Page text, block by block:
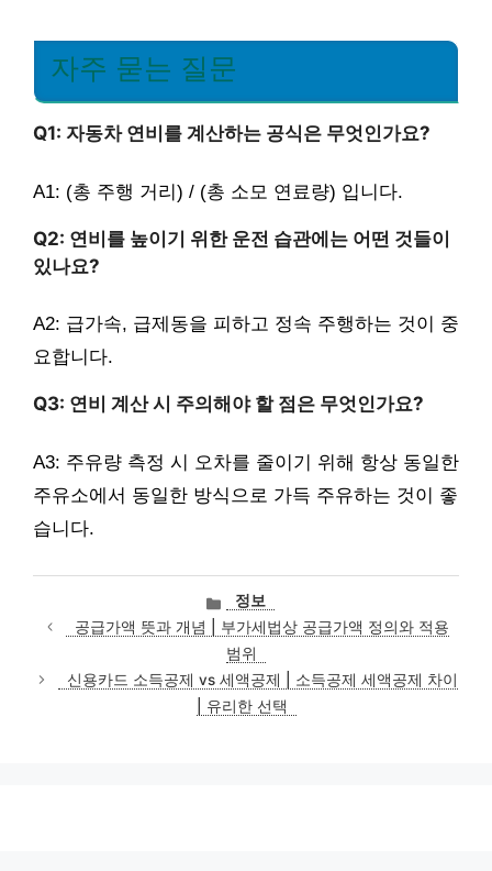
자주 묻는 질문
Q1: 자동차 연비를 계산하는 공식은 무엇인가요?
A1: (총 주행 거리) / (총 소모 연료량) 입니다.
Q2: 연비를 높이기 위한 운전 습관에는 어떤 것들이
있나요?
A2: 급가속, 급제동을 피하고 정속 주행하는 것이 중
요합니다.
Q3: 연비 계산 시 주의해야 할 점은 무엇인가요?
A3: 주유량 측정 시 오차를 줄이기 위해 항상 동일한
주유소에서 동일한 방식으로 가득 주유하는 것이 좋
습니다.
카
테
고
리
정보
공급가액 뜻과 개념 | 부가세법상 공급가액 정의와 적용
범위
신용카드 소득공제 vs 세액공제 | 소득공제 세액공제 차이
| 유리한 선택